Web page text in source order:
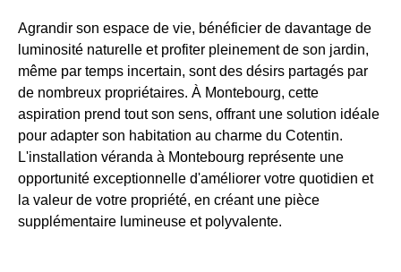
Agrandir son espace de vie, bénéficier de davantage de
luminosité naturelle et profiter pleinement de son jardin,
même par temps incertain, sont des désirs partagés par
de nombreux propriétaires. À Montebourg, cette
aspiration prend tout son sens, offrant une solution idéale
pour adapter son habitation au charme du Cotentin.
L'installation véranda à Montebourg représente une
opportunité exceptionnelle d'améliorer votre quotidien et
la valeur de votre propriété, en créant une pièce
supplémentaire lumineuse et polyvalente.